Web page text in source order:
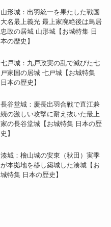
山形城：出羽統一を果たした戦国
大名最上義光 最上家廃絶後は鳥居
忠政の居城 山形城【お城特集 日
本の歴史】
七戸城：九戸政実の乱で滅びた七
戸家国の居城 七戸城【お城特集
日本の歴史】
長谷堂城：慶長出羽合戦で直江兼
続の激しい攻撃に耐え抜いた最上
家の長谷堂城【お城特集 日本の歴
史】
湊城：檜山城の安東（秋田）実季
が本拠地を移し築城した湊城【お
城特集 日本の歴史】